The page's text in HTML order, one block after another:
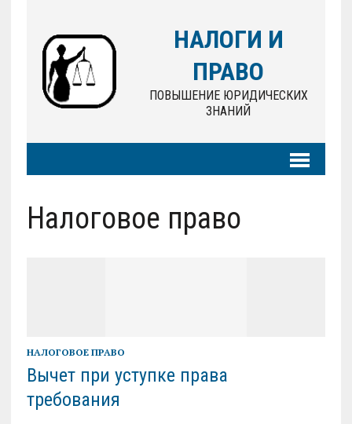
НАЛОГИ И
ПРАВО
ПОВЫШЕНИЕ ЮРИДИЧЕСКИХ
ЗНАНИЙ
Налоговое право
НАЛОГОВОЕ ПРАВО
Вычет при уступке права
требования